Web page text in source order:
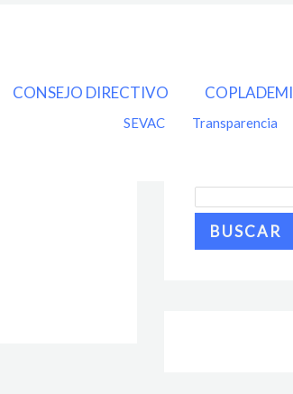
CONSEJO DIRECTIVO COPLADEMI
SEVAC Transparencia
BUSCAR